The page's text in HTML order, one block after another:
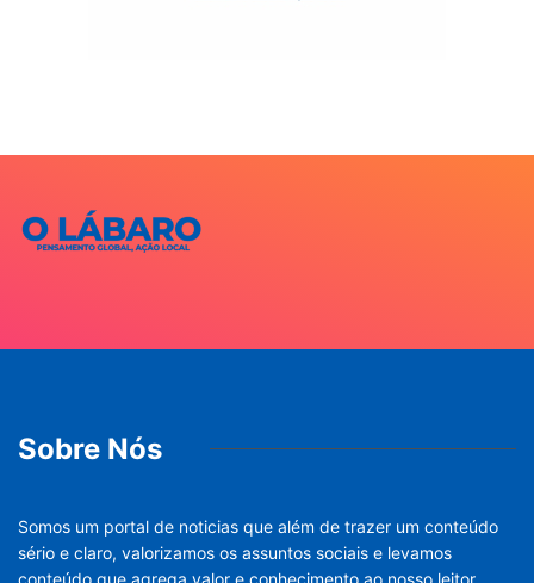
Sobre Nós
Somos um portal de noticias que além de trazer um conteúdo
sério e claro, valorizamos os assuntos sociais e levamos
conteúdo que agrega valor e conhecimento ao nosso leitor.